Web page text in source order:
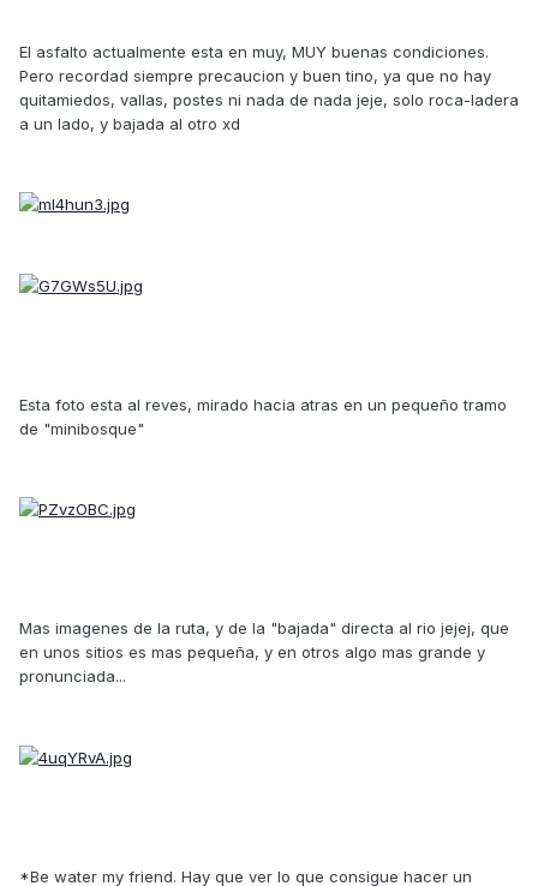
El asfalto actualmente esta en muy, MUY buenas condiciones.
Pero recordad siempre precaucion y buen tino, ya que no hay
quitamiedos, vallas, postes ni nada de nada jeje, solo roca-ladera
a un lado, y bajada al otro xd
Esta foto esta al reves, mirado hacia atras en un pequeño tramo
de "minibosque"
Mas imagenes de la ruta, y de la "bajada" directa al rio jejej, que
en unos sitios es mas pequeña, y en otros algo mas grande y
pronunciada...
*Be water my friend. Hay que ver lo que consigue hacer un